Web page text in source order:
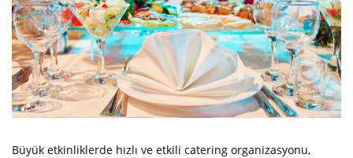
Büyük etkinliklerde hızlı ve etkili catering organizasyonu,